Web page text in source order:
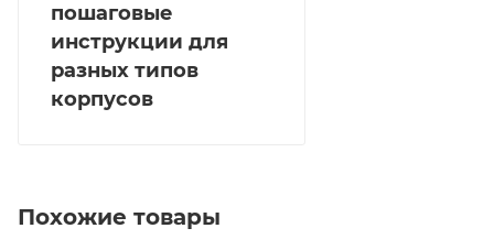
пошаговые
инструкции для
разных типов
корпусов
Похожие товары